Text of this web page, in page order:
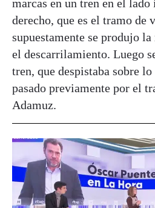
marcas en un tren en el
derecho, que es el tramo de
supuestamente se produjo
el descarrilamiento. Luego
tren, que despistaba sobre
pasado previamente por el
Adamuz.